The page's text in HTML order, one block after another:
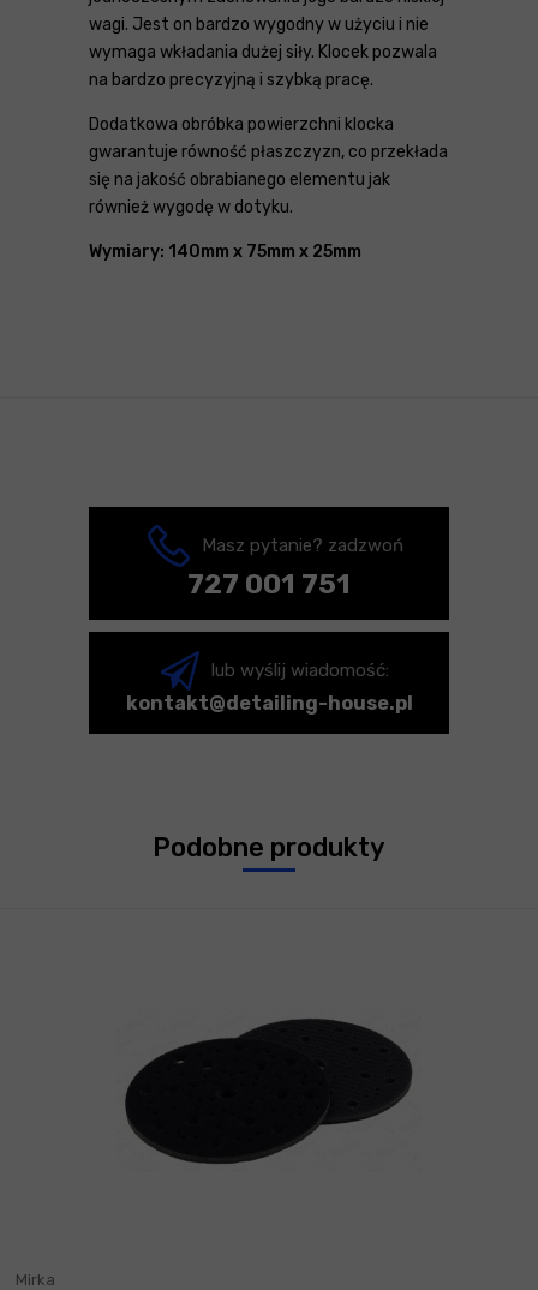
wagi. Jest on bardzo wygodny w użyciu i nie
wymaga wkładania dużej siły. Klocek pozwala
na bardzo precyzyjną i szybką pracę.
Dodatkowa obróbka powierzchni klocka
gwarantuje równość płaszczyzn, co przekłada
się na jakość obrabianego elementu jak
również wygodę w dotyku.
Wymiary: 140mm x 75mm x 25mm
Masz pytanie? zadzwoń
727 001 751
lub wyślij wiadomość:
kontakt@detailing-house.pl
Podobne produkty
Mirka